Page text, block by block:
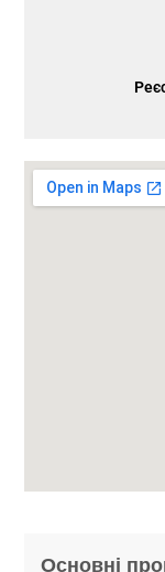
Основні